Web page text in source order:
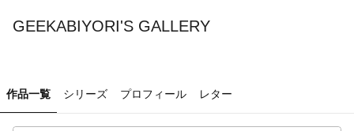
GEEKABIYORI'S GALLERY
作品一覧 シリーズ プロフィール レター